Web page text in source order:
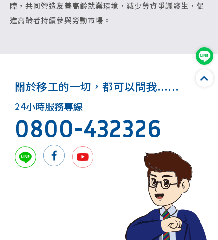
障，共同營造友善高齡就業環境，減少勞資爭議發生，促
進高齡者持續參與勞動市場。
關於移工的一切，都可以問我......
24小時服務專線
0800-432326